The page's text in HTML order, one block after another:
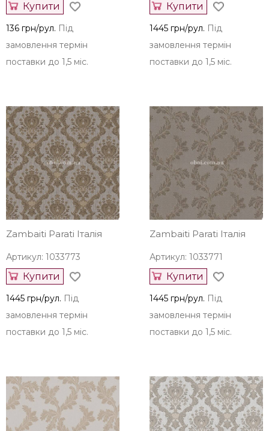
Купити
136 грн/рул. Під
замовлення термін
поставки до 1,5 міс.
Купити
1445 грн/рул. Під
замовлення термін
поставки до 1,5 міс.
Zambaiti Parati Італія
Артикул: 1033773
Купити
1445 грн/рул. Під
замовлення термін
поставки до 1,5 міс.
Zambaiti Parati Італія
Артикул: 1033771
Купити
1445 грн/рул. Під
замовлення термін
поставки до 1,5 міс.